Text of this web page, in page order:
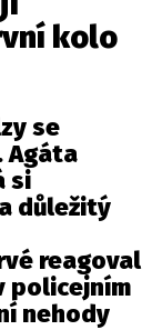
kolo
se
Agáta
si
důležitý
reagoval
policejním
nehody